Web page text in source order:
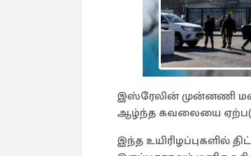
இஸ்ரேலின் முன்னணி
ஆழ்ந்த கவலையை
இந்த உயிரிழப்புகளில்